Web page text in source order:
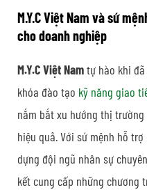
M.Y.C Việt Nam và sứ
cho doanh nghiệp
M.Y.C Việt Namtự hào khi đã
khóa đào tạo kỹ năng giao
nắm bắt xu hướng thị
hiệu quả. Với sứ mệnh hỗ
dựng đội ngũ nhân sự
kết cung cấp những chương